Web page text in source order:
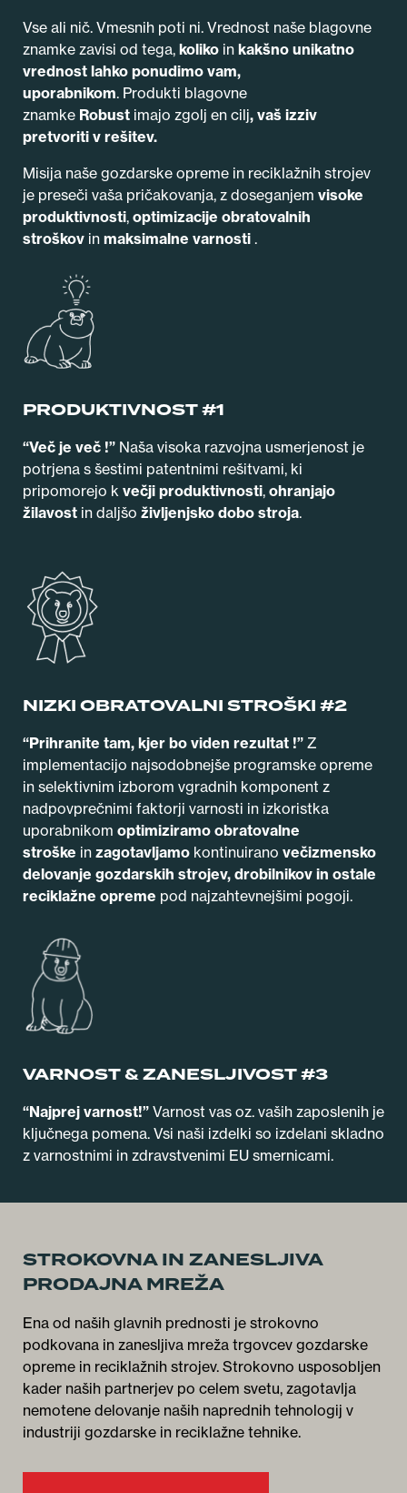
Vse ali nič. Vmesnih poti ni. Vrednost naše blagovne
znamke zavisi od tega, koliko in kakšno unikatno
vrednost lahko ponudimo vam,
uporabnikom. Produkti blagovne
znamke Robust imajo zgolj en cilj, vaš izziv
pretvoriti v rešitev.
Misija naše gozdarske opreme in reciklažnih strojev
je preseči vaša pričakovanja, z doseganjem visoke
produktivnosti, optimizacije obratovalnih
stroškov in maksimalne varnosti .
PRODUKTIVNOST #1
“Več je več !” Naša visoka razvojna usmerjenost je
potrjena s šestimi patentnimi rešitvami, ki
pripomorejo k večji produktivnosti, ohranjajo
žilavost in daljšo življenjsko dobo stroja.
NIZKI OBRATOVALNI STROŠKI #2
“Prihranite tam, kjer bo viden rezultat !” Z
implementacijo najsodobnejše programske opreme
in selektivnim izborom vgradnih komponent z
nadpovprečnimi faktorji varnosti in izkoristka
uporabnikom optimiziramo obratovalne
stroške in zagotavljamo kontinuirano večizmensko
delovanje gozdarskih strojev, drobilnikov in ostale
reciklažne opreme pod najzahtevnejšimi pogoji.
VARNOST & ZANESLJIVOST #3
“Najprej varnost!” Varnost vas oz. vaših zaposlenih je
ključnega pomena. Vsi naši izdelki so izdelani skladno
z varnostnimi in zdravstvenimi EU smernicami.
STROKOVNA IN ZANESLJIVA
PRODAJNA MREŽA
Ena od naših glavnih prednosti je strokovno
podkovana in zanesljiva mreža trgovcev gozdarske
opreme in reciklažnih strojev. Strokovno usposobljen
kader naših partnerjev po celem svetu, zagotavlja
nemotene delovanje naših naprednih tehnologij v
industriji gozdarske in reciklažne tehnike.